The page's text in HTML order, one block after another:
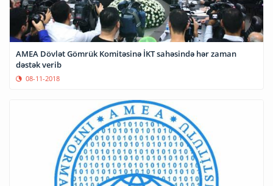
AMEA Dövlət Gömrük Komitəsinə İKT sahəsində hər zaman
dəstək verib
08-11-2018